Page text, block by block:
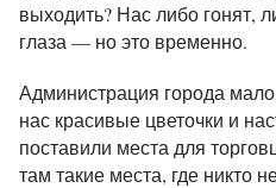
выходить? Нас либо гонят,
глаза — но это временно.
Администрация города
нас красивые цветочки и
поставили места для
там такие места, где никто